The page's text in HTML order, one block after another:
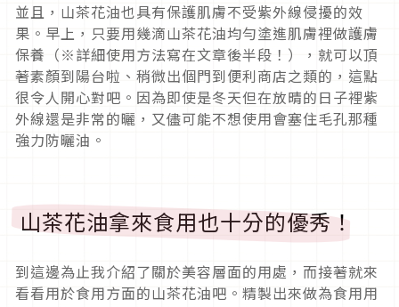
並且，山茶花油也具有保護肌膚不受紫外線侵擾的效
果。早上，只要用幾滴山茶花油均勻塗進肌膚裡做護膚
保養（※詳細使用方法寫在文章後半段！），就可以頂
著素顏到陽台啦、稍微出個門到便利商店之類的，這點
很令人開心對吧。因為即使是冬天但在放晴的日子裡紫
外線還是非常的曬，又儘可能不想使用會塞住毛孔那種
強力防曬油。
山茶花油拿來食用也十分的優秀！
到這邊為止我介紹了關於美容層面的用處，而接著就來
看看用於食用方面的山茶花油吧。精製出來做為食用用